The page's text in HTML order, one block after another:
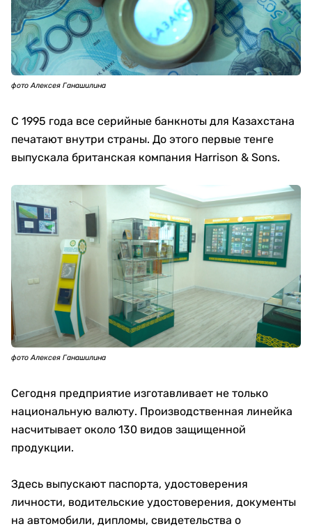
фото Алексея Ганашилина
С 1995 года все серийные банкноты для Казахстана
печатают внутри страны. До этого первые тенге
выпускала британская компания Harrison & Sons.
фото Алексея Ганашилина
Сегодня предприятие изготавливает не только
национальную валюту. Производственная линейка
насчитывает около 130 видов защищенной
продукции.
Здесь выпускают паспорта, удостоверения
личности, водительские удостоверения, документы
на автомобили, дипломы, свидетельства о